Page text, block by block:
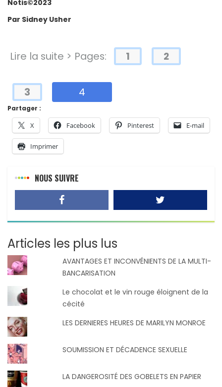
Notis©2023
Par Sidney Usher
Partager :
X Facebook Pinterest E-mail
Imprimer
Lire la suite > Pages: 1 2
3 4
NOUS SUIVRE
Articles les plus lus
AVANTAGES ET INCONVÉNIENTS DE LA MULTI-
BANCARISATION
Le chocolat et le vin rouge éloignent de la
cécité
LES DERNIERES HEURES DE MARILYN MONROE
SOUMISSION ET DÉCADENCE SEXUELLE
LA DANGEROSITÉ DES GOBELETS EN PAPIER